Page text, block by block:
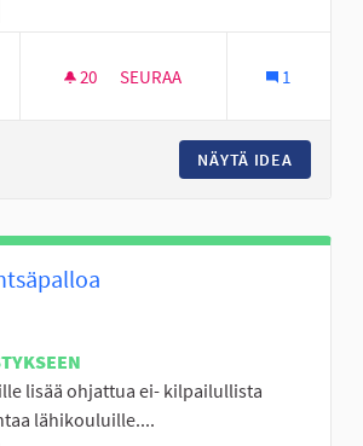
mukaan: Koko Seinäjoki
20 20 SEURAAJAA
SEURAA 1
NÄYTÄ IDEA
lisää ohjattua ei- kilpailullista
lähikouluille....